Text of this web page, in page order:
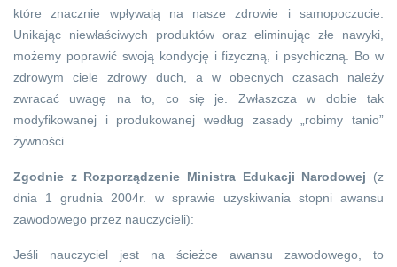
które znacznie wpływają na nasze zdrowie i samopoczucie.
Unikając niewłaściwych produktów oraz eliminując złe nawyki,
możemy poprawić swoją kondycję i fizyczną, i psychiczną. Bo w
zdrowym ciele zdrowy duch, a w obecnych czasach należy
zwracać uwagę na to, co się je. Zwłaszcza w dobie tak
modyfikowanej i produkowanej według zasady „robimy tanio”
żywności.
Zgodnie z Rozporządzenie Ministra Edukacji Narodowej (z
dnia 1 grudnia 2004r. w sprawie uzyskiwania stopni awansu
zawodowego przez nauczycieli):
Jeśli nauczyciel jest na ścieżce awansu zawodowego, to